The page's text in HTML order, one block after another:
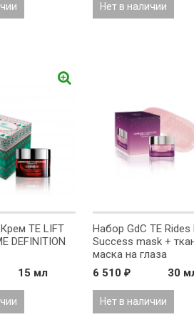
Нет в наличии
TE LIFT
DEFINITION
15 мл
Набор GdC TE Rides
Success mask +
маска на глаза
6 510 ₽ 30
Нет в наличии